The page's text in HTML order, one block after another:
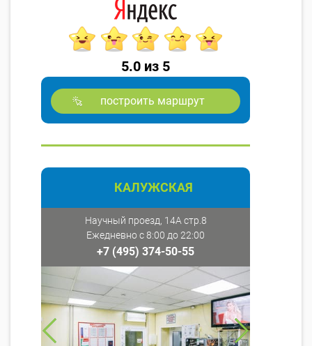
5.0 из 5
построить маршрут
КАЛУЖСКАЯ
Научный проезд, 14А стр.8
Ежедневно с 8:00 до 22:00
+7 (495) 374-50-55